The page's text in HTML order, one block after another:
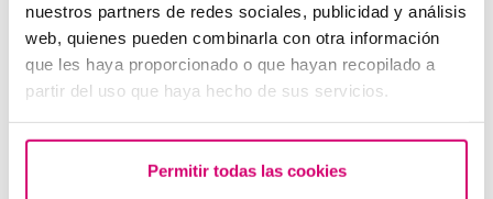
nuestros partners de redes sociales, publicidad y análisis
web, quienes pueden combinarla con otra información
que les haya proporcionado o que hayan recopilado a
partir del uso que haya hecho de sus servicios.
Permitir todas las cookies